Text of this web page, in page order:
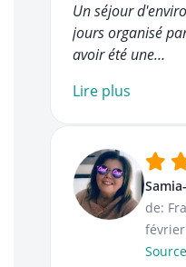
Un séjour
jours organisé
avoir été une…
Lire plus
de: